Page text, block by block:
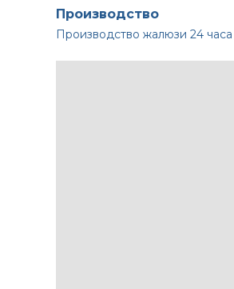
Производство
Производство жалюзи 24 часа